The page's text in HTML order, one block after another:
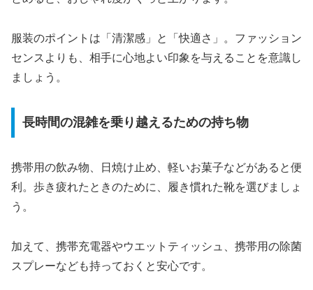
服装のポイントは「清潔感」と「快適さ」。ファッション
センスよりも、相手に心地よい印象を与えることを意識し
ましょう。
長時間の混雑を乗り越えるための持ち物
携帯用の飲み物、日焼け止め、軽いお菓子などがあると便
利。歩き疲れたときのために、履き慣れた靴を選びましょ
う。
加えて、携帯充電器やウエットティッシュ、携帯用の除菌
スプレーなども持っておくと安心です。